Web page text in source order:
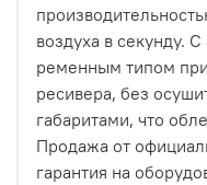
воздуха в секунду.
ременным типом
ресивера, без
габаритами, что
Продажа от
гарантия на